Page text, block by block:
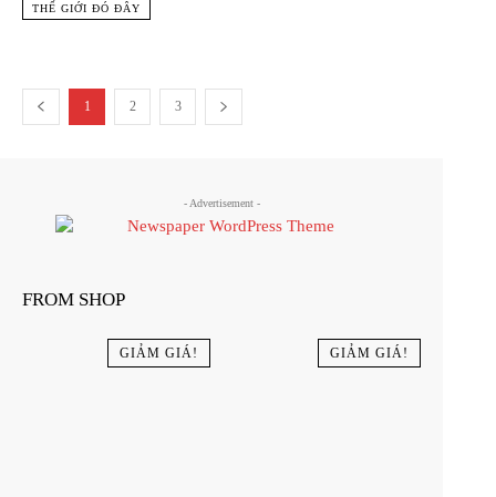
THẾ GIỚI ĐÓ ĐÂY
1 2 3
- Advertisement -
FROM SHOP
GIẢM GIÁ! GIẢM GIÁ!